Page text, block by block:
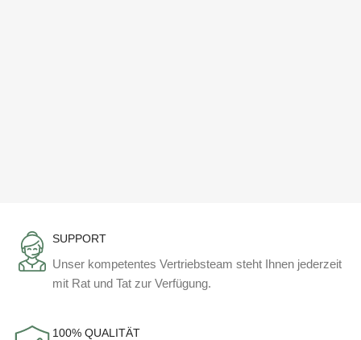
SUPPORT
Unser kompetentes Vertriebsteam steht Ihnen jederzeit
mit Rat und Tat zur Verfügung.
100% QUALITÄT